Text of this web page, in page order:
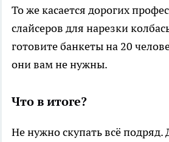
То же касается дорогих
слайсеров для нарезки
готовите банкеты на 20
они вам не нужны.
Что в итоге?
Не нужно скупать всё подряд.